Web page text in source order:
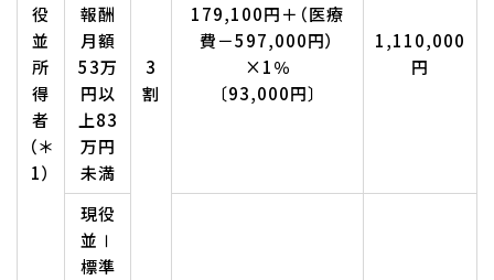
役
並
所
得
者
（＊
1）
3
割
報酬
月額
53万
円以
上83
万円
未満
179,100円＋（医療
費－597,000円）
×1％
〔93,000円〕
1,110,000
円
現役
並Ⅰ
標準